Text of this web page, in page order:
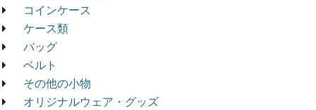
コインケース
ケース類
バッグ
ベルト
その他の小物
オリジナルウェア・グッズ